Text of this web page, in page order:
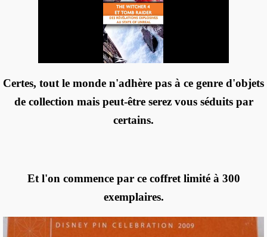
Certes, tout le monde n'adhère pas à ce genre d'objets
de collection mais peut-être serez vous séduits par
certains.
Et l'on commence par ce coffret limité à 300
exemplaires.